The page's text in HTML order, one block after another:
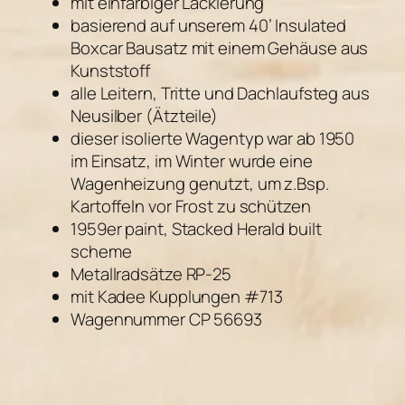
basierend auf unserem 40’ Insulated
Boxcar Bausatz mit einem Gehäuse aus
Kunststoff
alle Leitern, Tritte und Dachlaufsteg aus
Neusilber (Ätzteile)
dieser isolierte Wagentyp war ab 1950
im Einsatz, im Winter wurde eine
Wagenheizung genutzt, um z.Bsp.
Kartoffeln vor Frost zu schützen
1959er paint, Stacked Herald built
scheme
Metallradsätze RP-25
mit Kadee Kupplungen #713
Wagennummer CP 56693